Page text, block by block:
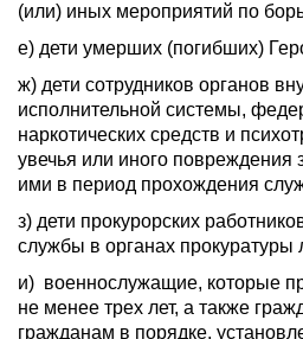
(или) иных мероприятий по
е) дети умерших (погибших)
ж) дети сотрудников органов
исполнительной системы,
наркотических средств и
увечья или иного повреждения
ими в период прохождения
з) дети прокурорских
службы в органах прокуратуры
и) военнослужащие, которые
не менее трех лет, а также
гражданам в порядке,